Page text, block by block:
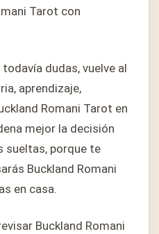
Tarot con
dudas, vuelve al
aprendizaje,
Romani Tarot en
mejor la decisión
sueltas, porque te
Buckland Romani
en casa.
Buckland Romani